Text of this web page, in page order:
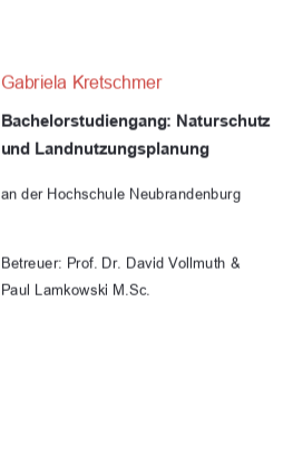
Gabriela Kretschmer
Bachelorstudiengang:
und Landnutzungsplanung
an der Hochschule Neubrandenburg
Betreuer: Prof. Dr. David Vollmuth &
Paul Lamkowski M.Sc.